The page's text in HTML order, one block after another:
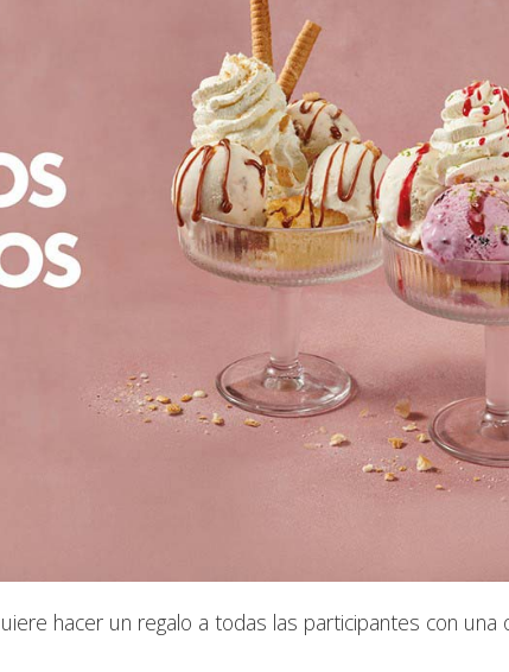
hacer un regalo a todas las participantes con